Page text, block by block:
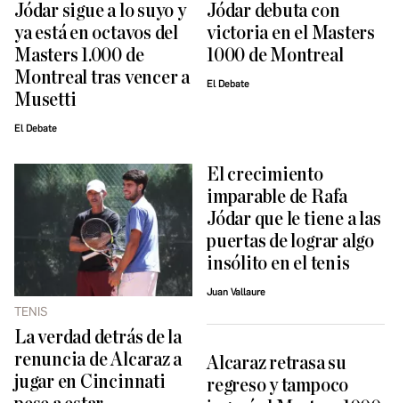
Jódar sigue a lo suyo y
ya está en octavos del
Masters 1.000 de
Montreal tras vencer a
Musetti
El Debate
Jódar debuta con
victoria en el Masters
1000 de Montreal
El Debate
TENIS
La verdad detrás de la
renuncia de Alcaraz a
jugar en Cincinnati
El crecimiento
imparable de Rafa
Jódar que le tiene a las
puertas de lograr algo
insólito en el tenis
Juan Vallaure
Alcaraz retrasa su
regreso y tampoco